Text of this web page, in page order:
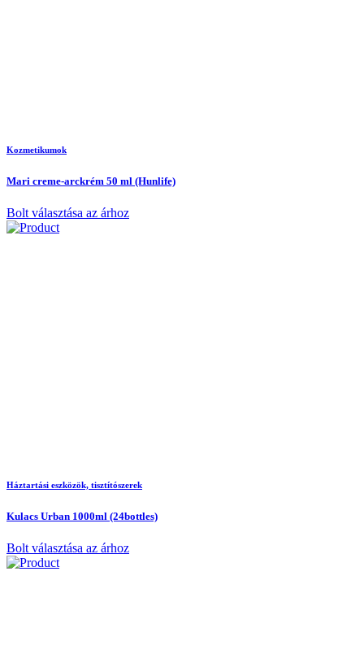
Kozmetikumok
Mari creme-arckrém 50 ml (Hunlife)
Bolt választása az árhoz
Háztartási eszközök, tisztítószerek
Kulacs Urban 1000ml (24bottles)
Bolt választása az árhoz